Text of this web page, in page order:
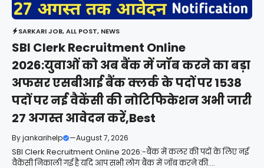
SARKARI JOB,ALL POST, NEWS
SBI Clerk Recruitment Online
2026:युवाओं को अब बैंक में जॉब करने का बड़ा
अफसर एसबीआई बैंक क्लर्क के पदों पर 1538
पदों पर नई वैकेंसी की नोटिफिकेशन अभी जारी
27 अगस्त आवेदन करें,Best
Byjankarihelp —August 7, 2026
SBI Clerk Recruitment Online 2026:-बैंक में कलर की पदों के लिए नई
वैकेंसी निकाली गई है यदि आप सभी लोग बैंक में जॉब करने की....